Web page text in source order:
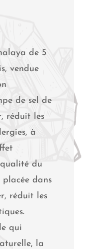
de 5
vendue
de sel de
réduit les
à
du
placée dans
réduit les
qui
la